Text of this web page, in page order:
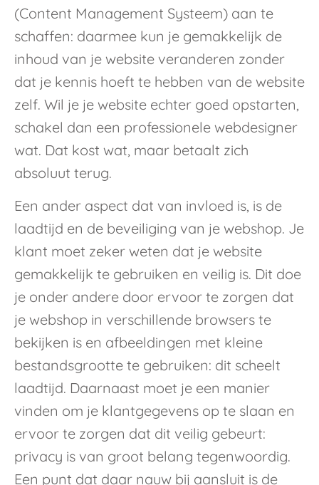
(Content Management Systeem) aan te
schaffen: daarmee kun je gemakkelijk de
inhoud van je website veranderen zonder
dat je kennis hoeft te hebben van de website
zelf. Wil je je website echter goed opstarten,
schakel dan een professionele webdesigner
wat. Dat kost wat, maar betaalt zich
absoluut terug.
Een ander aspect dat van invloed is, is de
laadtijd en de beveiliging van je webshop. Je
klant moet zeker weten dat je website
gemakkelijk te gebruiken en veilig is. Dit doe
je onder andere door ervoor te zorgen dat
je webshop in verschillende browsers te
bekijken is en afbeeldingen met kleine
bestandsgrootte te gebruiken: dit scheelt
laadtijd. Daarnaast moet je een manier
vinden om je klantgegevens op te slaan en
ervoor te zorgen dat dit veilig gebeurt:
privacy is van groot belang tegenwoordig.
Een punt dat daar nauw bij aansluit is de